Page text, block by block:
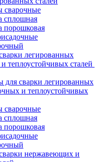
сварочные
сплошная
порошковая
легированных
теплоустойчивых сталей
для сварки легированных
и теплоустойчивых
сварочные
сплошная
порошковая
нержавеющих и